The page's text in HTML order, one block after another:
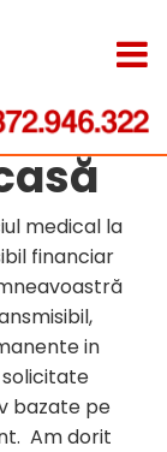
medical la
financiar
in
bazate pe
Am dorit